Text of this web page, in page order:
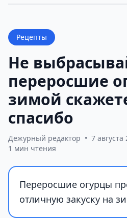
Рецепты
Не
переросшие
зимой
спасибо
Дежурный редактор • 7 августа
1 мин чтения
Переросшие огурцы
отличную закуску на